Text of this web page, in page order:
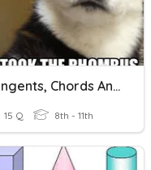
Tangents, Chords And Arcs
15 Q 8th - 11th